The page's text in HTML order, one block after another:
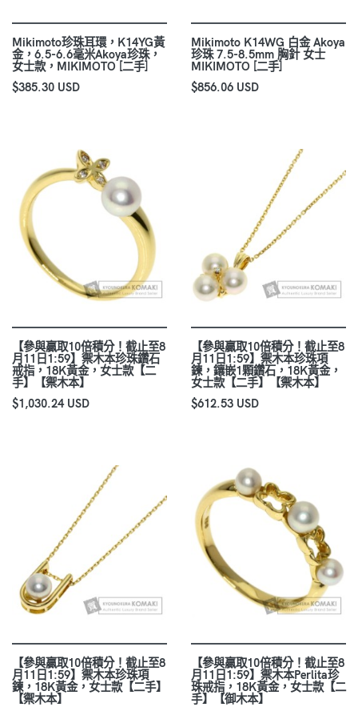
Mikimoto珍珠耳環，K14YG黃
金，6.5-6.6毫米Akoya珍珠，
女士款，MIKIMOTO [二手]
$385.30 USD
Mikimoto K14WG 白金 Akoya
珍珠 7.5-8.5mm 胸針 女士
MIKIMOTO [二手]
$856.06 USD
【參與贏取10倍積分！截止至8
月11日1:59】禦木本珍珠鑽石
戒指，18K黃金，女士款【二
手】【禦木本】
$1,030.24 USD
【參與贏取10倍積分！截止至8
月11日1:59】禦木本珍珠項
鍊，鑲嵌1顆鑽石，18K黃金，
女士款【二手】【禦木本】
$612.53 USD
【參與贏取10倍積分！截止至8
月11日1:59】禦木本珍珠項
鍊，18K黃金，女士款【二手】
【禦木本】
【參與贏取10倍積分！截止至8
月11日1:59】禦木本Perlita珍
珠戒指，18K黃金，女士款【二
手】【御木本】